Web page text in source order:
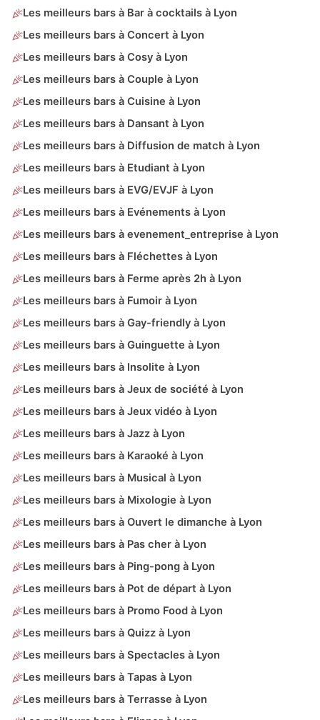
Les meilleurs bars à Bar à cocktails à Lyon
Les meilleurs bars à Concert à Lyon
Les meilleurs bars à Cosy à Lyon
Les meilleurs bars à Couple à Lyon
Les meilleurs bars à Cuisine à Lyon
Les meilleurs bars à Dansant à Lyon
Les meilleurs bars à Diffusion de match à Lyon
Les meilleurs bars à Etudiant à Lyon
Les meilleurs bars à EVG/EVJF à Lyon
Les meilleurs bars à Evénements à Lyon
Les meilleurs bars à evenement_entreprise à Lyon
Les meilleurs bars à Fléchettes à Lyon
Les meilleurs bars à Ferme après 2h à Lyon
Les meilleurs bars à Fumoir à Lyon
Les meilleurs bars à Gay-friendly à Lyon
Les meilleurs bars à Guinguette à Lyon
Les meilleurs bars à Insolite à Lyon
Les meilleurs bars à Jeux de société à Lyon
Les meilleurs bars à Jeux vidéo à Lyon
Les meilleurs bars à Jazz à Lyon
Les meilleurs bars à Karaoké à Lyon
Les meilleurs bars à Musical à Lyon
Les meilleurs bars à Mixologie à Lyon
Les meilleurs bars à Ouvert le dimanche à Lyon
Les meilleurs bars à Pas cher à Lyon
Les meilleurs bars à Ping-pong à Lyon
Les meilleurs bars à Pot de départ à Lyon
Les meilleurs bars à Promo Food à Lyon
Les meilleurs bars à Quizz à Lyon
Les meilleurs bars à Spectacles à Lyon
Les meilleurs bars à Tapas à Lyon
Les meilleurs bars à Terrasse à Lyon